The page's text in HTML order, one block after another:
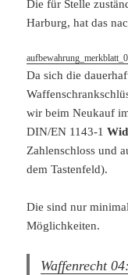
Die für Stelle
Harburg, hat das
Da sich die
wir beim Neukauf
DIN/EN 1143-1
Zahlenschloss und
dem Tastenfeld).
Die sind nur
Möglichkeiten.
Waffenrecht